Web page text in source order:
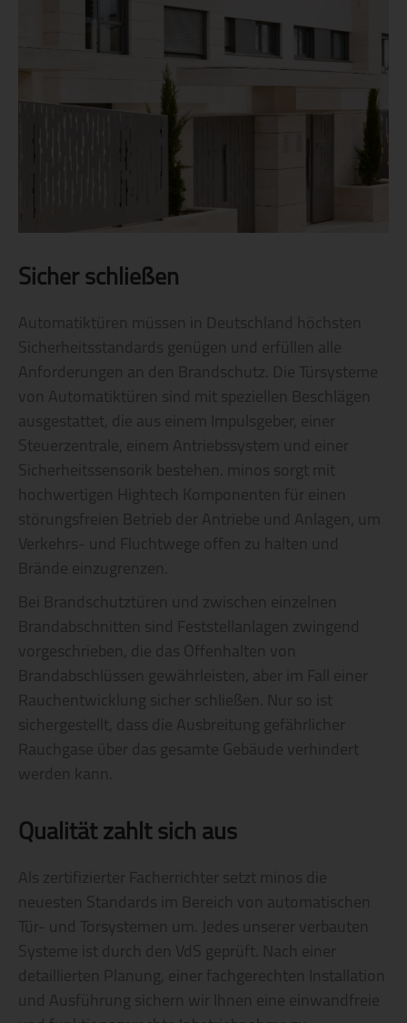
Sicher schließen
Automatiktüren müssen in Deutschland höchsten
Sicherheitsstandards genügen und erfüllen alle
Anforderungen an den Brandschutz. Die Türsysteme
von Automatiktüren sind mit speziellen Beschlägen
ausgestattet, die aus einem Impulsgeber, einer
Steuerzentrale, einem Antriebssystem und einer
Sicherheitssensorik bestehen. minos sorgt mit
hochwertigen Hightech Komponenten für einen
störungsfreien Betrieb der Antriebe und Anlagen, um
Verkehrs- und Fluchtwege offen zu halten und
Brände einzugrenzen.
Bei Brandschutztüren und zwischen einzelnen
Brandabschnitten sind Feststellanlagen zwingend
vorgeschrieben, die das Offenhalten von
Brandabschlüssen gewährleisten, aber im Fall einer
Rauchentwicklung sicher schließen. Nur so ist
sichergestellt, dass die Ausbreitung gefährlicher
Rauchgase über das gesamte Gebäude verhindert
werden kann.
Qualität zahlt sich aus
Als zertifizierter Facherrichter setzt minos die
neuesten Standards im Bereich von automatischen
Tür- und Torsystemen um. Jedes unserer verbauten
Systeme ist durch den VdS geprüft. Nach einer
detaillierten Planung, einer fachgerechten Installation
und Ausführung sichern wir Ihnen eine einwandfreie